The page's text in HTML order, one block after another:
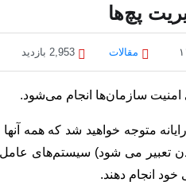
پچ‌ها
مقالات 2,953 بازدید
امنیت سازمان‌ها انجام می‌شود.
متوجه خواهید شد که همه آنها
تعبیر می شود) سیستم‌های عامل
خود انجام دهند.